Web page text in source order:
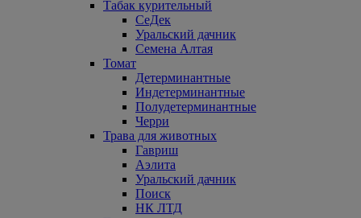
Табак курительный
СеДек
Уральский дачник
Семена Алтая
Томат
Детерминантные
Индетерминантные
Полудетерминантные
Черри
Трава для животных
Гавриш
Аэлита
Уральский дачник
Поиск
НК ЛТД